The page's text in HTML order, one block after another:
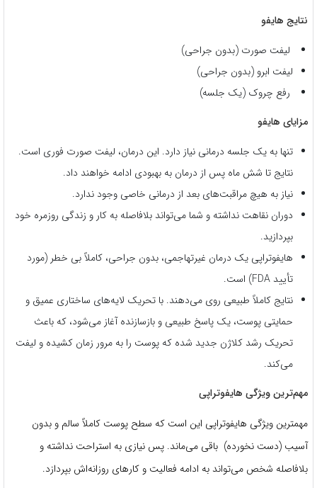
نتایج هایفو
لیفت صورت (بدون جراحی)
لیفت ابرو (بدون جراحی)
رفع چروک (یک جلسه)
مزایای هایفو
تنها به یک جلسه درمانی نیاز دارد. این درمان، لیفت صورت فوری است.
نتایج تا شش ماه پس از درمان به بهبودی ادامه خواهند داد.
نیاز به هیچ مراقبت‌های بعد از درمانی خاصی وجود ندارد.
دوران نقاهت نداشته و شما می‌تواند بلافاصله به کار و زندگی روزمره خود
بپردازید.
هایفوتراپی یک درمان غیرتهاجمی، بدون جراحی، کاملاً بی خطر (مورد
تأیید FDA) است.
نتایج کاملاً طبیعی روی می‌دهند. با تحریک لایه‌های ساختاری عمیق و
حمایتی پوست، یک پاسخ طبیعی و بازسازنده آغاز می‌شود، که باعث
تحریک رشد کلاژن جدید شده که پوست را به مرور زمان کشیده و لیفت
می‌کند.
مهم‌ترین ویژگی هایفوتراپی
مهمترین ویژگی هایفوتراپی این است که سطح پوست کاملاً سالم و بدون
آسیب (دست نخورده) باقی می‌ماند. پس نیازی به استراحت نداشته و
بلافاصله شخص می‌تواند به ادامه فعالیت و کارهای روزانه‌اش بپردازد.